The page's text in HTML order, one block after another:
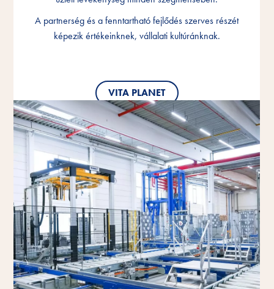
A partnerség és a fenntartható fejlődés szerves részét
képezik értékeinknek, vállalati kultúránknak.
VITA PLANET
A partnerség és a fenntartható fejlődés szerves részét
képezik értékeinknek, vállalati kultúránknak.
VITA PLANET
A partnerség és a fenntartható fejlődés szerves részét
képezik értékeinknek, vállalati kultúránknak.
VITA PLANET